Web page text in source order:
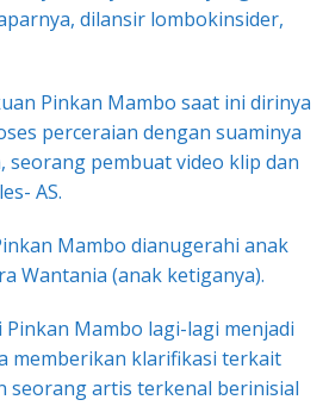
dilansir lombokinsider,
Pinkan Mambo saat ini dirinya
perceraian dengan suaminya
seorang pembuat video klip dan
AS.
Mambo dianugerahi anak
Wantania (anak ketiganya).
Mambo lagi-lagi menjadi
memberikan klarifikasi terkait
seorang artis terkenal berinisial